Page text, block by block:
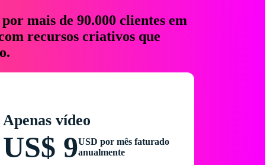
mais de 90.000 clientes em
recursos criativos que
Apenas vídeo
US$ 9USD por mês faturado
anualmente